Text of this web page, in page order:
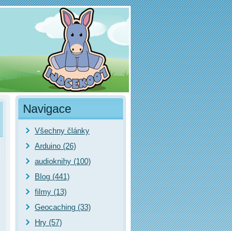
Navigace
Všechny články
Arduino (26)
audioknihy (100)
Blog (441)
filmy (13)
Geocaching (33)
Hry (57)